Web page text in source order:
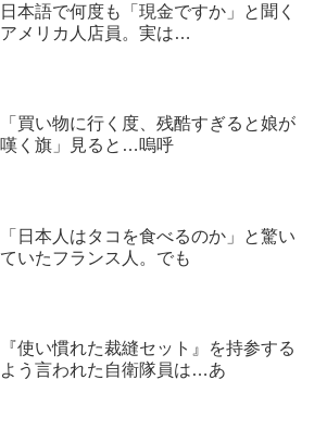
日本語で何度も「現金ですか」と聞く
アメリカ人店員。実は…
「買い物に行く度、残酷すぎると娘が
嘆く旗」見ると…嗚呼
「日本人はタコを食べるのか」と驚い
ていたフランス人。でも
『使い慣れた裁縫セット』を持参する
よう言われた自衛隊員は…あ